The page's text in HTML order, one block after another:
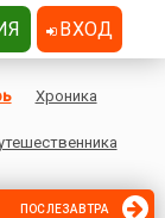
Хроника
ПОСЛЕЗАВТРА
ВХОД